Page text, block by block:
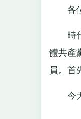
各位
時代
體共產
員。首
今天